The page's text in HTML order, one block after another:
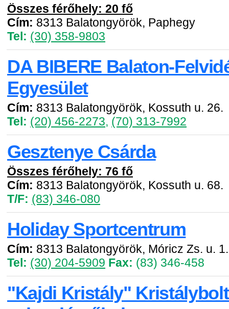
Összes férőhely: 20 fő
Cím: 8313 Balatongyörök, Paphegy
Tel: (30) 358-9803
DA BIBERE Balaton-
Egyesület
Cím: 8313 Balatongyörök, Kossuth u. 26.
Tel: (20) 456-2273, (70) 313-7992
Gesztenye Csárda
Összes férőhely: 76 fő
Cím: 8313 Balatongyörök, Kossuth u. 68.
T/F: (83) 346-080
Holiday Sportcentrum
Cím: 8313 Balatongyörök, Móricz Zs. u. 1.
Tel: (30) 204-5909 Fax: (83) 346-458
"Kajdi Kristály"